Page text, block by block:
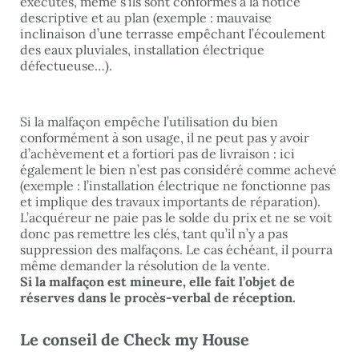
descriptive et au plan (exemple : mauvaise
inclinaison d’une terrasse empêchant l’écoulement
des eaux pluviales, installation électrique
défectueuse…).
Si la malfaçon empêche l’utilisation du bien
conformément à son usage, il ne peut pas y avoir
d’achèvement et a fortiori pas de livraison : ici
également le bien n’est pas considéré comme achevé
(exemple : l’installation électrique ne fonctionne pas
et implique des travaux importants de réparation).
L’acquéreur ne paie pas le solde du prix et ne se voit
donc pas remettre les clés, tant qu’il n’y a pas
suppression des malfaçons. Le cas échéant, il pourra
même demander la résolution de la vente.
Si la malfaçon est mineure, elle fait l’objet de
réserves dans le procès-verbal de réception.
Le conseil de Check my House